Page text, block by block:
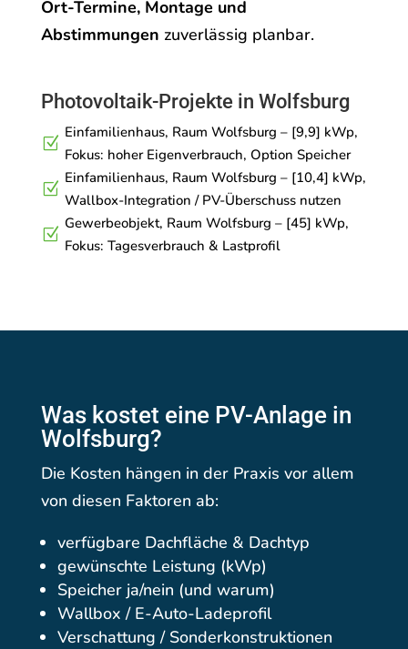
Ort-Termine, Montage und
Abstimmungen zuverlässig planbar.
Photovoltaik-Projekte in Wolfsburg
Z
Einfamilienhaus, Raum Wolfsburg – [9,9] kWp,
Fokus: hoher Eigenverbrauch, Option Speicher
Z
Einfamilienhaus, Raum Wolfsburg – [10,4] kWp,
Wallbox-Integration / PV-Überschuss nutzen
Z
Gewerbeobjekt, Raum Wolfsburg – [45] kWp,
Fokus: Tagesverbrauch & Lastprofil
Was kostet eine PV-Anlage in
Wolfsburg?
Die Kosten hängen in der Praxis vor allem
von diesen Faktoren ab:
verfügbare Dachfläche & Dachtyp
gewünschte Leistung (kWp)
Speicher ja/nein (und warum)
Wallbox / E-Auto-Ladeprofil
Verschattung / Sonderkonstruktionen